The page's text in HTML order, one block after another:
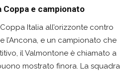
Coppa e campionato
Italia all’orizzonte contro
l’Ancona, e un campionato che
il Valmontone è chiamato a
mostrato finora. La squadra